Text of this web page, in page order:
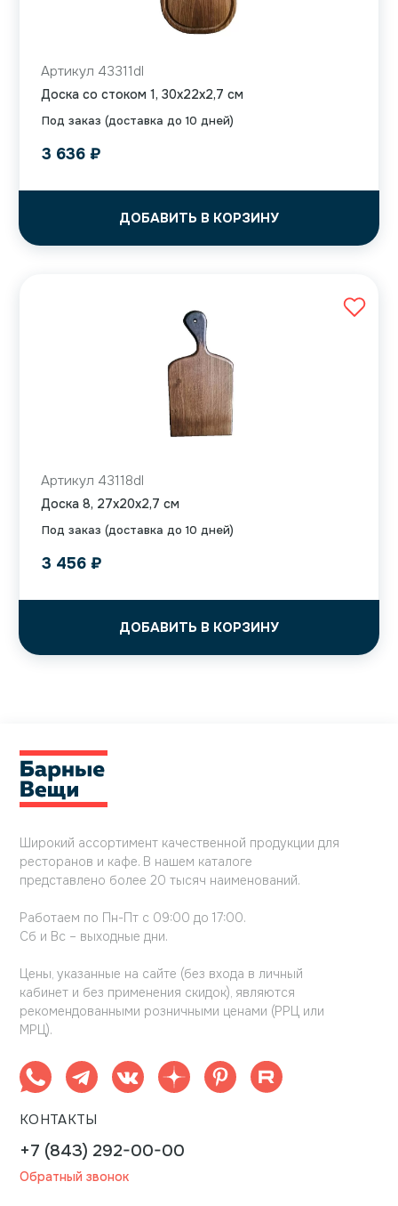
Под заказ (доставка до 10 дней)
Артикул 43311dl
Доска со стоком 1, 30x22x2,7 см
3 636 ₽
ДОБАВИТЬ В КОРЗИНУ
Под заказ (доставка до 10 дней)
Артикул 43118dl
Доска 8, 27x20x2,7 см
3 456 ₽
ДОБАВИТЬ В КОРЗИНУ
Широкий ассортимент качественной продукции для
ресторанов и кафе. В нашем каталоге
представлено более 20 тысяч наименований.
Работаем по Пн-Пт с 09:00 до 17:00.
Сб и Вс – выходные дни.
Цены, указанные на сайте (без входа в личный
кабинет и без применения скидок), являются
рекомендованными розничными ценами (РРЦ или
МРЦ).
КОНТАКТЫ
+7 (843) 292-00-00
Обратный звонок